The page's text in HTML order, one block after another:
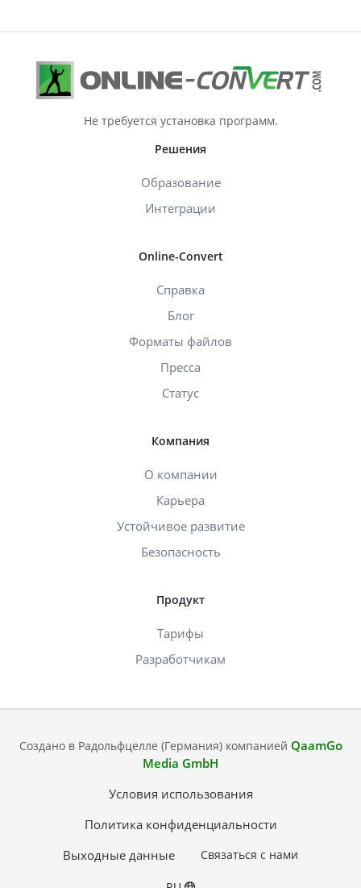
Не требуется установка программ.
Решения
Образование
Интеграции
Online-Convert
Справка
Блог
Форматы файлов
Пресса
Статус
Компания
О компании
Карьера
Устойчивое развитие
Безопасность
Продукт
Тарифы
Разработчикам
Создано в Радольфцелле (Германия) компанией QaamGo
Media GmbH
Условия использования
Политика конфиденциальности
Выходные данные
Связаться с нами